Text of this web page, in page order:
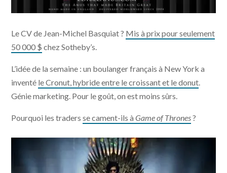
Le CV de Jean-Michel Basquiat ? Mis à prix pour seulement
50 000 $ chez Sotheby’s.
L’idée de la semaine : un boulanger français à New York a
inventé le Cronut, hybride entre le croissant et le donut
Génie marketing. Pour le goût, on est moins sûrs.
Pourquoi les tradersse cament-ils àGame of Thrones?